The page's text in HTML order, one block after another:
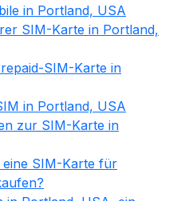
in Portland, USA
SIM-Karte in Portland,
SIM-Karte in
in Portland, USA
zur SIM-Karte in
SIM-Karte für